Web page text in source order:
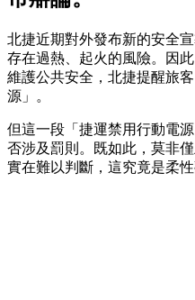
北捷近期對外發布新的安全
存在過熱、起火的風險。因
維護公共安全，北捷提醒旅
源」。
但這一段「捷運禁用行動電
否涉及罰則。既如此，莫非
實在難以判斷，這究竟是柔